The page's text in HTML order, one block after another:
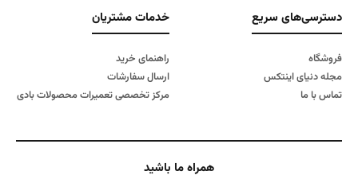
عرض
ارتفاع
جنس بدنه
مواد داخلی مبل
نوع مبل
یک یا دو نفره بزرگسال
دسترسی‌های سریع
فروشگاه
مجله دنیای اینتکس
تماس با ما
خدمات مشتریان
راهنمای خرید
ارسال سفارشات
مرکز تخصصی تعمیرات محصولات بادی
همراه ما باشید